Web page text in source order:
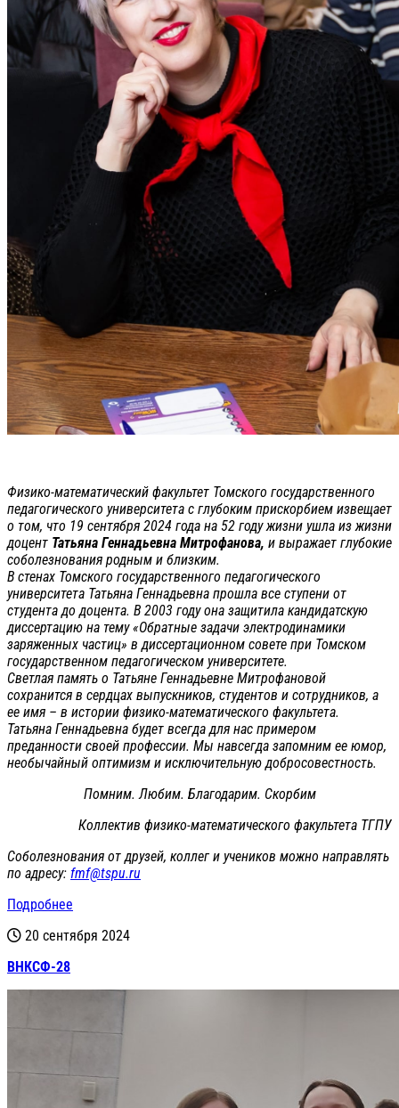
Физико-математический факультет Томского государственного
педагогического университета с глубоким прискорбием извещает
о том, что 19 сентября 2024 года на 52 году жизни ушла из жизни
доцент Татьяна Геннадьевна Митрофанова, и выражает глубокие
соболезнования родным и близким.
В стенах Томского государственного педагогического
университета Татьяна Геннадьевна прошла все ступени от
студента до доцента. В 2003 году она защитила кандидатскую
диссертацию на тему «Обратные задачи электродинамики
заряженных частиц» в диссертационном совете при Томском
государственном педагогическом университете.
Светлая память о Татьяне Геннадьевне Митрофановой
сохранится в сердцах выпускников, студентов и сотрудников, а
ее имя – в истории физико-математического факультета.
Татьяна Геннадьевна будет всегда для нас примером
преданности своей профессии. Мы навсегда запомним ее юмор,
необычайный оптимизм и исключительную добросовестность.
Помним. Любим. Благодарим. Скорбим
Коллектив физико-математического факультета ТГПУ
Соболезнования от друзей, коллег и учеников можно направлять
по адресу: fmf@tspu.ru
Подробнее
20 сентября 2024
ВНКСФ-28